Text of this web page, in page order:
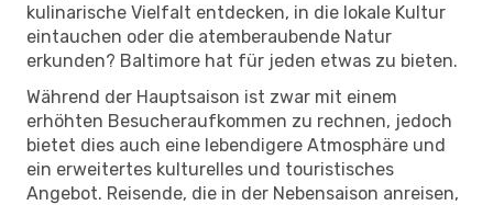
kulinarische Vielfalt entdecken, in die lokale Kultur
eintauchen oder die atemberaubende Natur
erkunden? Baltimore hat für jeden etwas zu bieten.
Während der Hauptsaison ist zwar mit einem
erhöhten Besucheraufkommen zu rechnen, jedoch
bietet dies auch eine lebendigere Atmosphäre und
ein erweitertes kulturelles und touristisches
Angebot. Reisende, die in der Nebensaison anreisen,